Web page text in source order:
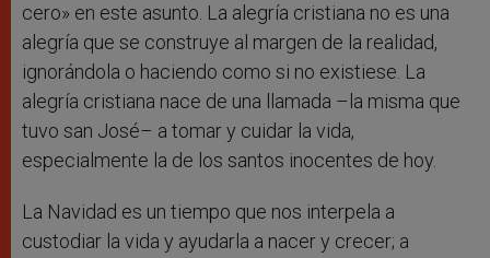
cero» en este asunto. La alegría cristiana no es una
alegría que se construye al margen de la realidad,
ignorándola o haciendo como si no existiese. La
alegría cristiana nace de una llamada –la misma que
tuvo san José– a tomar y cuidar la vida,
especialmente la de los santos inocentes de hoy.
La Navidad es un tiempo que nos interpela a
custodiar la vida y ayudarla a nacer y crecer; a